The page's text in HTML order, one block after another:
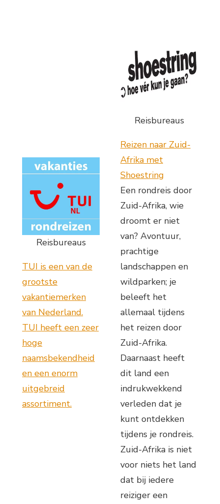
Reisbureaus
TUI is een van de
grootste
vakantiemerken
van Nederland.
TUI heeft een zeer
hoge
naamsbekendheid
en een enorm
uitgebreid
assortiment.
Reisbureaus
Reizen naar Zuid-
Afrika met
Shoestring
Een rondreis door
Zuid-Afrika, wie
droomt er niet
van? Avontuur,
prachtige
landschappen en
wildparken; je
beleeft het
allemaal tijdens
het reizen door
Zuid-Afrika.
Daarnaast heeft
dit land een
indrukwekkend
verleden dat je
kunt ontdekken
tijdens je rondreis.
Zuid-Afrika is niet
voor niets het land
dat bij iedere
reiziger een